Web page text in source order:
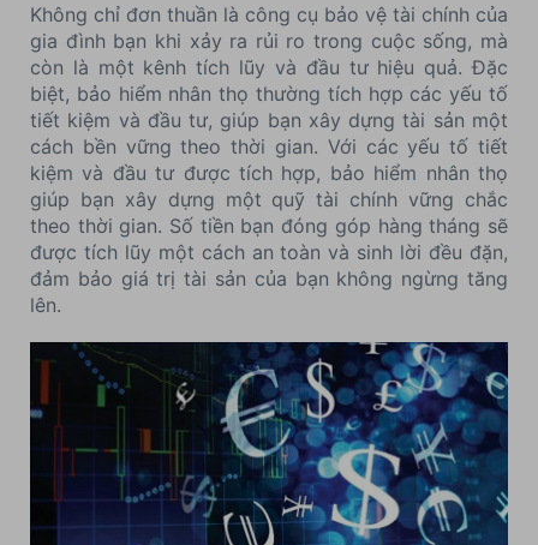
Không chỉ đơn thuần là công cụ bảo vệ tài chính của
gia đình bạn khi xảy ra rủi ro trong cuộc sống, mà
còn là một kênh tích lũy và đầu tư hiệu quả. Đặc
biệt, bảo hiểm nhân thọ thường tích hợp các yếu tố
tiết kiệm và đầu tư, giúp bạn xây dựng tài sản một
cách bền vững theo thời gian. Với các yếu tố tiết
kiệm và đầu tư được tích hợp, bảo hiểm nhân thọ
giúp bạn xây dựng một quỹ tài chính vững chắc
theo thời gian. Số tiền bạn đóng góp hàng tháng sẽ
được tích lũy một cách an toàn và sinh lời đều đặn,
đảm bảo giá trị tài sản của bạn không ngừng tăng
lên.